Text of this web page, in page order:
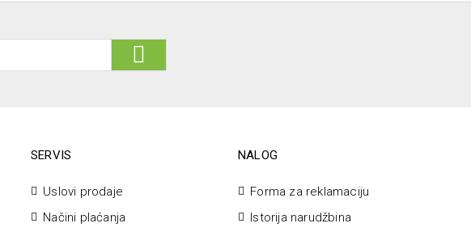
SERVIS
Uslovi prodaje
Načini plaćanja
NALOG
Forma za reklamaciju
Istorija narudžbina